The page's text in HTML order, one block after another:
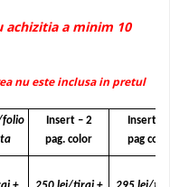
achizitia a minim 10
nu este inclusa in pretul
folio
Insert – 2
pag. color
Insert -
pag